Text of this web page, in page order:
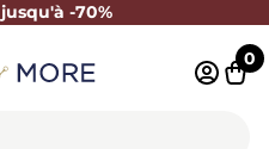
-70%
Fermer
0